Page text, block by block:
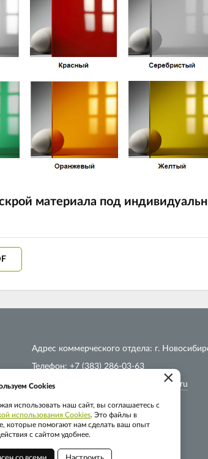
материала под
Адрес коммерческого отдела: г.
Телефон: +7 (383) 286-03-63
Электронная почта: info@global-plast.ru
×
Cookies
использовать наш сайт, вы соглашаетесь с
использования Cookies. Это файлы в
которые помогают нам сделать ваш опыт
с сайтом удобнее.